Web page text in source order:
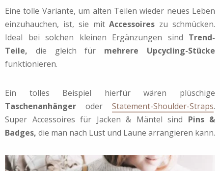
Eine tolle Variante, um alten Teilen wieder neues Leben
einzuhauchen, ist, sie mitAccessoires zu schmücken.
Ideal bei solchen kleinen Ergänzungen sind Trend-
Teile, die gleich für mehrere Upcycling-Stücke
funktionieren.
Ein tolles Beispiel hierfür wären plüschige
Taschenanhänger oder Statement-Shoulder-Straps.
Super Accessoires für Jacken & Mäntel sind Pins &
Badges, die man nach Lust und Laune arrangieren kann.